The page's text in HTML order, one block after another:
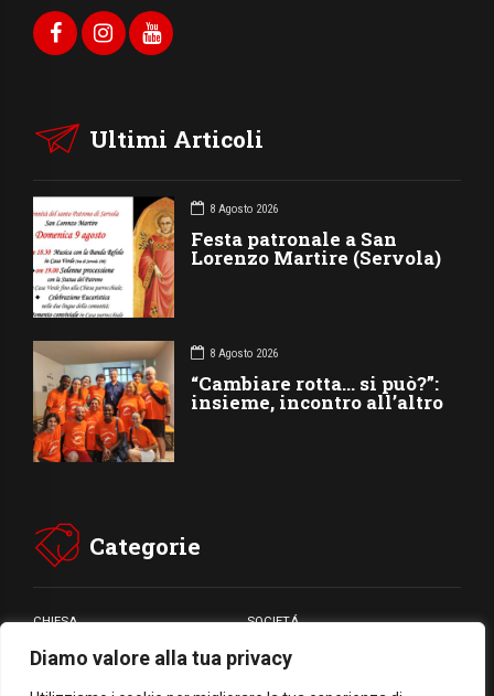
Diamo valore alla tua privacy
Ultimi Articoli
8 Agosto 2026
Festa patronale a San
Lorenzo Martire (Servola)
8 Agosto 2026
“Cambiare rotta… si può?”:
insieme, incontro all’altro
Categorie
CHIESA SOCIETÁ
CARITÁ GIUBILEO